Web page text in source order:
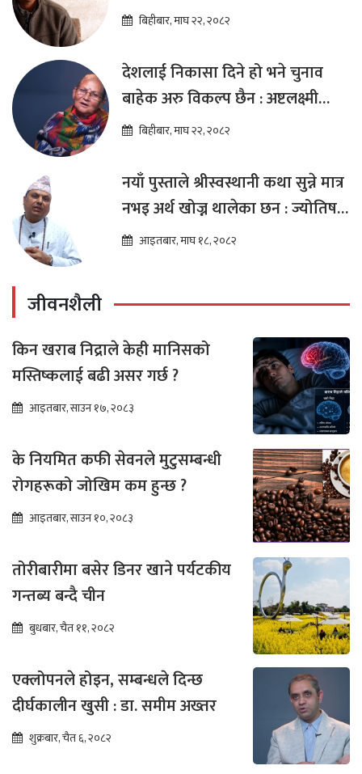
विप्लव
बिहीबार, माघ २२, २०८२
देशलाई निकासा दिने हो भने चुनाव
बाहेक अरु विकल्प छैन : अष्टलक्ष्मी
शाक्यबिहीबार, माघ २२, २०८२
नयाँ पुस्ताले श्रीस्वस्थानी कथा सुन्ने मात्र
नभइ अर्थ खोज्न थालेका छन : ज्योतिष
तारा लोचन न्यौपाने
आइतबार, माघ १८, २०८२
जीवनशैली
किन खराब निद्राले केही मानिसको
मस्तिष्कलाई बढी असर गर्छ ?
आइतबार, साउन १७, २०८३
के नियमित कफी सेवनले मुटुसम्बन्धी
रोगहरूको जोखिम कम हुन्छ ?
आइतबार, साउन १०, २०८३
तोरीबारीमा बसेर डिनर खाने पर्यटकीय
गन्तब्य बन्दै चीन
बुधबार, चैत ११, २०८२
एक्लोपनले होइन, सम्बन्धले दिन्छ
दीर्घकालीन खुसी : डा. समीम अख्तर
शुक्रबार, चैत ६, २०८२